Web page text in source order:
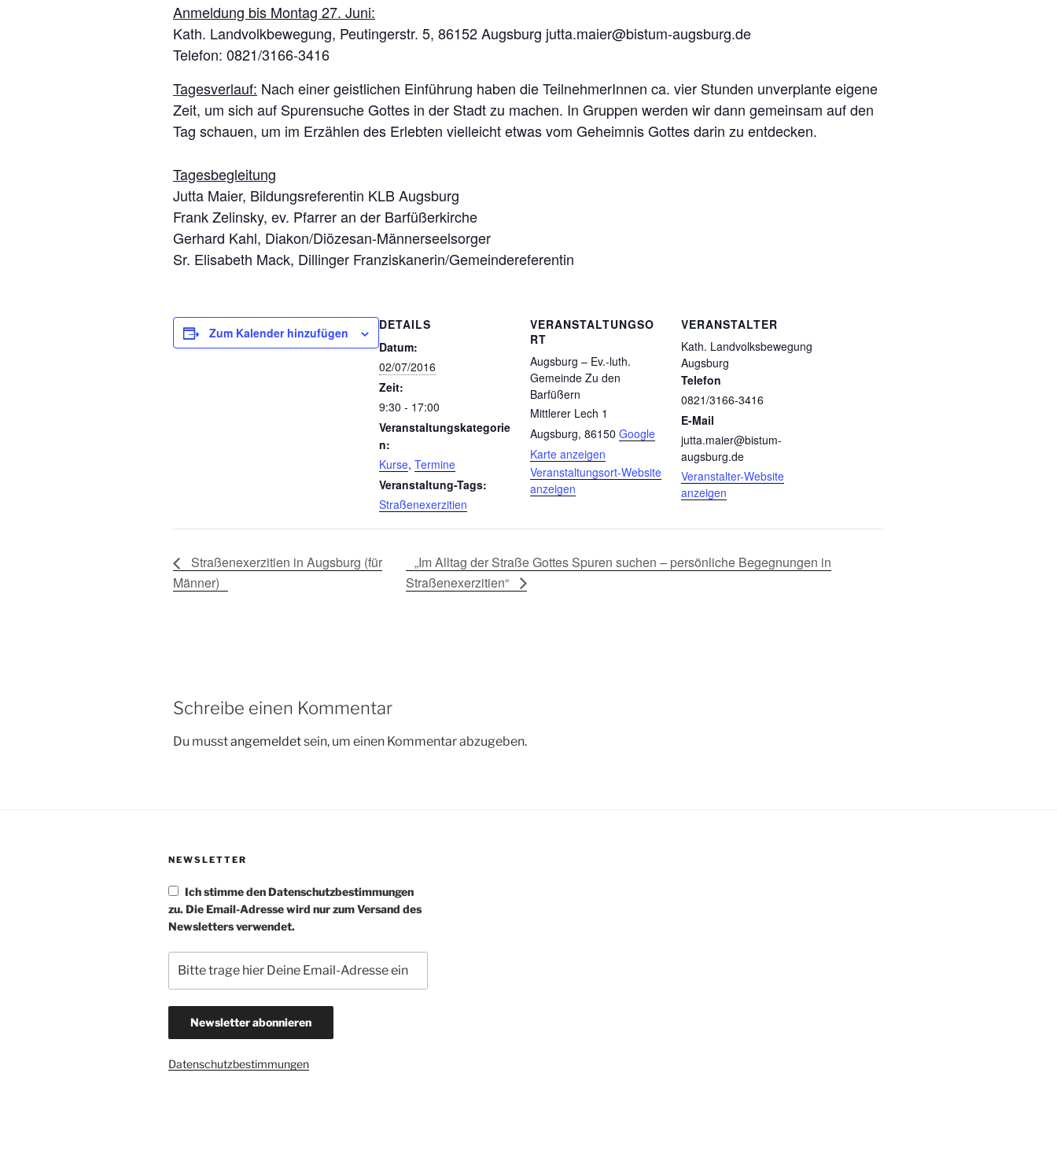
Anmeldung bis Montag 27. Juni:
Kath. Landvolkbewegung, Peutingerstr. 5, 86152 Augsburg jutta.maier@bistum-augsburg.de
Telefon: 0821/3166-3416
Tagesverlauf: Nach einer geistlichen Einführung haben die TeilnehmerInnen ca. vier Stunden unverplante eigene
Zeit, um sich auf Spurensuche Gottes in der Stadt zu machen. In Gruppen werden wir dann gemeinsam auf den
Tag schauen, um im Erzählen des Erlebten vielleicht etwas vom Geheimnis Gottes darin zu entdecken.
Tagesbegleitung
Jutta Maier, Bildungsreferentin KLB Augsburg
Frank Zelinsky, ev. Pfarrer an der Barfüßerkirche
Gerhard Kahl, Diakon/Diözesan-Männerseelsorger
Sr. Elisabeth Mack, Dillinger Franziskanerin/Gemeindereferentin
Zum Kalender hinzufügen
DETAILS
Datum:
02/07/2016
Zeit:
9:30 - 17:00
Veranstaltungskategorie
n:
Kurse, Termine
Veranstaltung-Tags:
Straßenexerzitien
VERANSTALTUNGSO
RT
Augsburg – Ev.-luth.
Gemeinde Zu den
Barfüßern
Mittlerer Lech 1
Augsburg, 86150 Google
Karte anzeigen
Veranstaltungsort-Website
anzeigen
VERANSTALTER
Kath. Landvolksbewegung
Augsburg
Telefon
0821/3166-3416
E-Mail
jutta.maier@bistum-
augsburg.de
Veranstalter-Website
anzeigen
Straßenexerzitien in Augsburg (für
Männer)
„Im Alltag der Straße Gottes Spuren suchen – persönliche Begegnungen in
Straßenexerzitien“
Schreibe einen Kommentar
Du musstangemeldetsein, um einen Kommentar abzugeben.
NEWSLETTER
Ich stimme den Datenschutzbestimmungen
zu. Die Email-Adresse wird nur zum Versand des
Newsletters verwendet.
Datenschutzbestimmungen